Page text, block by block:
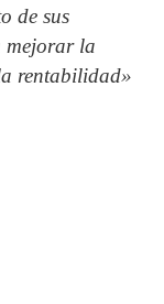
de sus
mejorar la
rentabilidad»